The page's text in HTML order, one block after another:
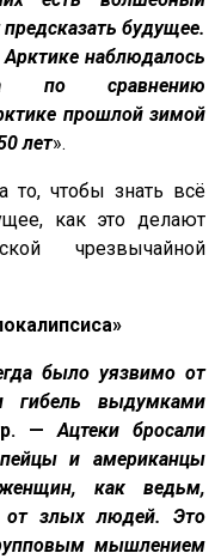
будущее.
наблюдалось
по сравнению
прошлой зимой
лет».
то, чтобы знать всё
как это делают
чрезвычайной
было уязвимоот
гибель выдумками
—Ацтеки бросали
и американцы
как ведьм,
от злых людей. Это
мышлением